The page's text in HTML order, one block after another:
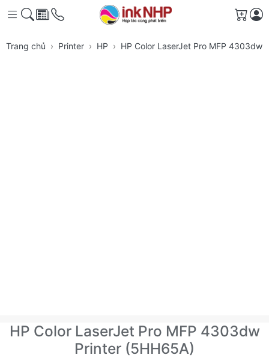
Giỏ
Trang chủ Printer HP HP Color LaserJet Pro MFP 4303dw
HP Color LaserJet Pro MFP 4303dw
Printer (5HH65A)